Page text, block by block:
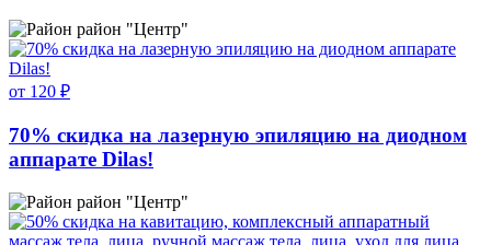
район "Центр"
от 120 ₽
70% скидка на лазерную эпиляцию на диодном
аппарате Dilas!
район "Центр"